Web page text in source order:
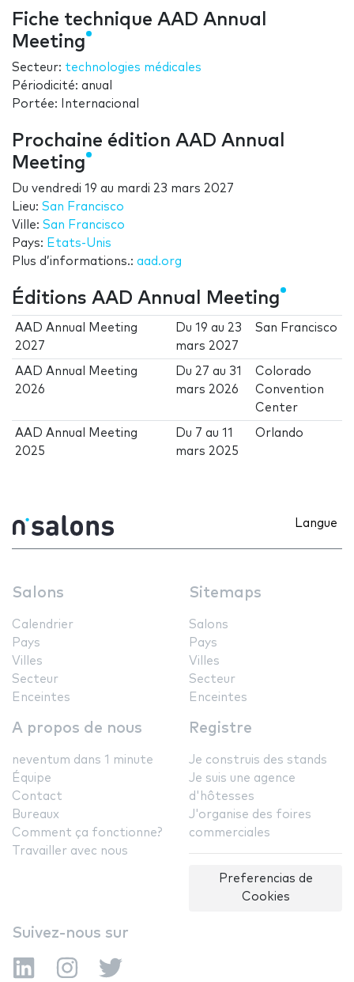
Fiche technique AAD Annual
Meeting
Secteur: technologies médicales
Périodicité: anual
Portée: Internacional
Prochaine édition AAD Annual
Meeting
Du vendredi 19 au mardi 23 mars 2027
Lieu: San Francisco
Ville: San Francisco
Pays: Etats-Unis
Plus d’informations.: aad.org
Éditions AAD Annual Meeting
AAD Annual Meeting
2027
Du19 au 23
mars 2027
San Francisco
AAD Annual Meeting
2026
Du 27 au 31
mars 2026
Colorado
Convention
Center
AAD Annual Meeting
2025
Du 7 au11
mars 2025
Orlando
Langue
Salons
Calendrier
Pays
Villes
Secteur
Enceintes
Sitemaps
Salons
Pays
Villes
Secteur
Enceintes
A propos de nous
neventum dans 1 minute
Équipe
Contact
Bureaux
Comment ça fonctionne?
Travailler avec nous
Registre
Je construis des stands
Je suis une agence
d'hôtesses
J'organise des foires
commerciales
Preferencias de
Cookies
Suivez-nous sur